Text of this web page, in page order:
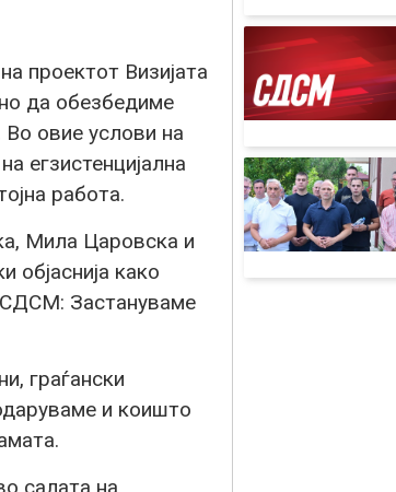
проектот Визијата
да обезбедиме
Во овие услови на
егзистенцијална
работа.
Мила Царовска и
објаснија како
СДСМ: Застануваме
граѓански
и коишто
салата на